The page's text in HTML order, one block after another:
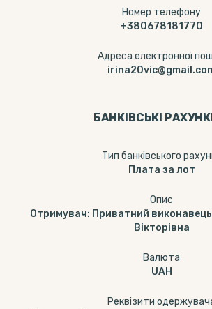
Номер телефону
+380678181770
Адреса електронної
БАНКІВСЬКІ
Тип банкiвського
Плата за лот
Опис
Отримувач: Приватний виконавець
Вікторівна
Валюта
UAH
Реквізити